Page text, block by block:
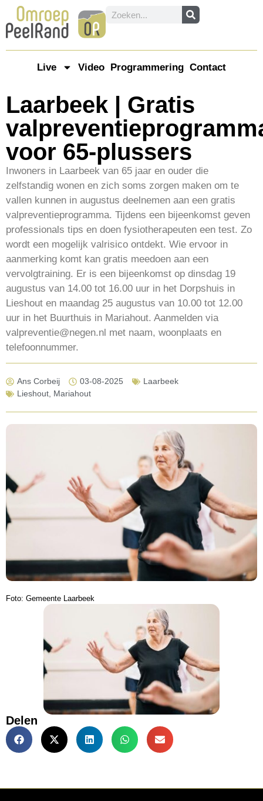
Live Video Programmering Contact
Laarbeek | Gratis
voor 65-plussers
Inwoners in Laarbeek van 65 jaar en ouder die
zelfstandig wonen en zich soms zorgen maken om te
vallen kunnen in augustus deelnemen aan een gratis
valpreventieprogramma. Tijdens een bijeenkomst geven
professionals tips en doen fysiotherapeuten een test. Zo
wordt een mogelijk valrisico ontdekt. Wie ervoor in
aanmerking komt kan gratis meedoen aan een
vervolgtraining. Er is een bijeenkomst op dinsdag 19
augustus van 14.00 tot 16.00 uur in het Dorpshuis in
Lieshout en maandag 25 augustus van 10.00 tot 12.00
uur in het Buurthuis in Mariahout. Aanmelden via
valpreventie@negen.nl met naam, woonplaats en
telefoonnummer.
Ans Corbeij 03-08-2025
Laarbeek
Lieshout, Mariahout
Foto: Gemeente Laarbeek
Delen